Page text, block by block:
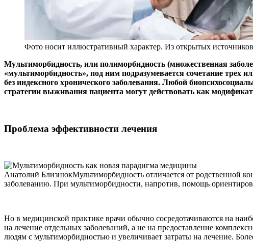
Фото носит иллюстративный характер. Из открытых
Мультиморбидность, или полиморбидность (множественная
«мультиморбидность», под ним подразумевается сочетание трех
без индексного хронического заболевания. Любой
стратегии выживания пациента могут действовать как
Проблема эффективности лечения
Анатолий БлизнюкМультиморбидность отличается от родственной
заболеванию. При мультиморбидности, напротив, помощь
Но в медицинской практике врачи обычно сосредотачиваются на
на лечение отдельных заболеваний, а не на предоставление
людям с мультиморбидностью и увеличивает затраты на лечение.